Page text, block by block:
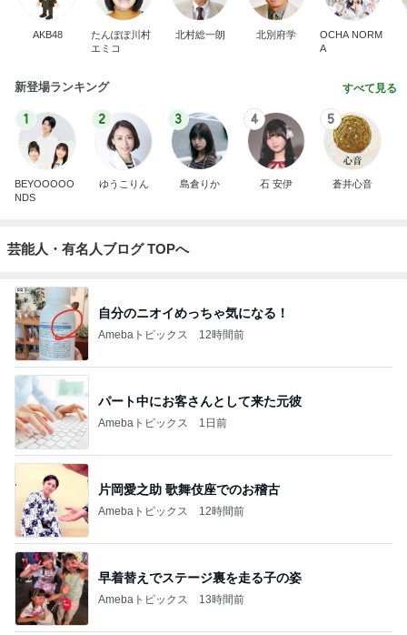
AKB48
たんぽぽ川村
エミコ
北村総一朗 北別府学
OCHA NORM
A
新登場ランキング すべて見る
1
BEYOOOOO
NDS
2
ゆうこりん
3
島倉りか
4
石 安伊
5
蒼井心音
芸能人・有名人ブログ TOPへ
自分のニオイめっちゃ気になる！
Amebaトピックス 12時間前
パート中にお客さんとして来た元彼
Amebaトピックス 1日前
片岡愛之助 歌舞伎座でのお稽古
Amebaトピックス 12時間前
早着替えでステージ裏を走る子の姿
Amebaトピックス 13時間前